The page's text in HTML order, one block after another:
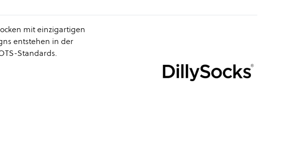
mit einzigartigen
entstehen in der
Standards.